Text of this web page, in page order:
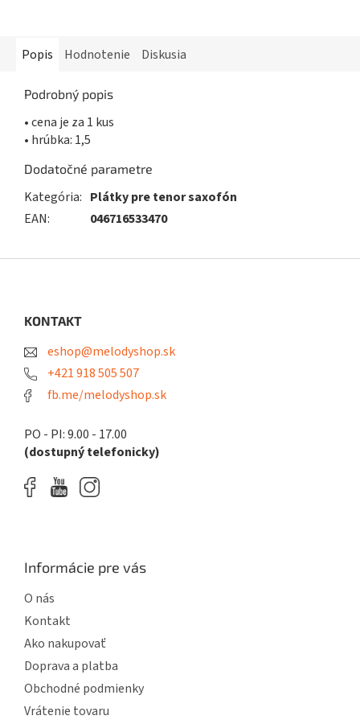
Popis Hodnotenie Diskusia
Podrobný popis
• cena je za 1 kus
• hrúbka: 1,5
Dodatočné parametre
Kategória: Plátky pre tenor saxofón
EAN: 046716533470
KONTAKT
eshop@melodyshop.sk
+421 918 505 507
fb.me/melodyshop.sk
PO - PI: 9.00 - 17.00
(dostupný telefonicky)
Informácie pre vás
O nás
Kontakt
Ako nakupovať
Doprava a platba
Obchodné podmienky
Vrátenie tovaru